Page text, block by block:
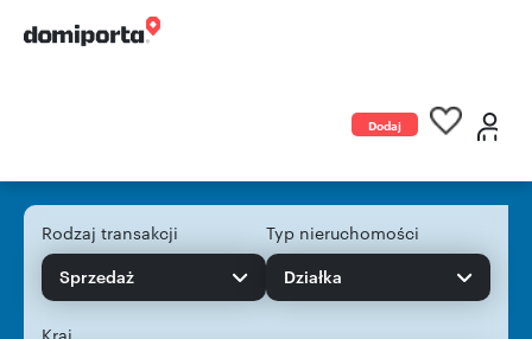
Dodaj
Rodzaj transakcji
Sprzedaż
Typ nieruchomości
Działka
Kraj